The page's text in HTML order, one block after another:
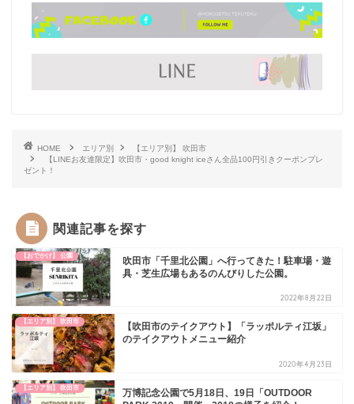
HOME エリア別
【エリア別】 吹田市
【LINEお友達限定】吹田市・good knight iceさん全品100円引きクーポンプレ
ゼント！
関連記事を探す
【おでかけ】 公園
吹田市「千里北公園」へ行ってきた！駐車場・遊
具・芝生広場もあるのんびりした公園。
2022年8月22日
【エリア別】 吹田市
【吹田市のテイクアウト】「ラッポルティ江坂」
のテイクアウトメニュー紹介
2020年4月23日
【エリア別】 吹田市
万博記念公園で5月18日、19日「OUTDOOR